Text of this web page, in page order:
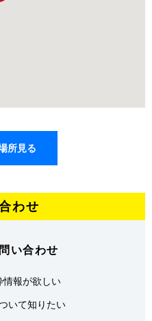
所見る
わせ
い合わせ
情報が欲しい
いて知りたい